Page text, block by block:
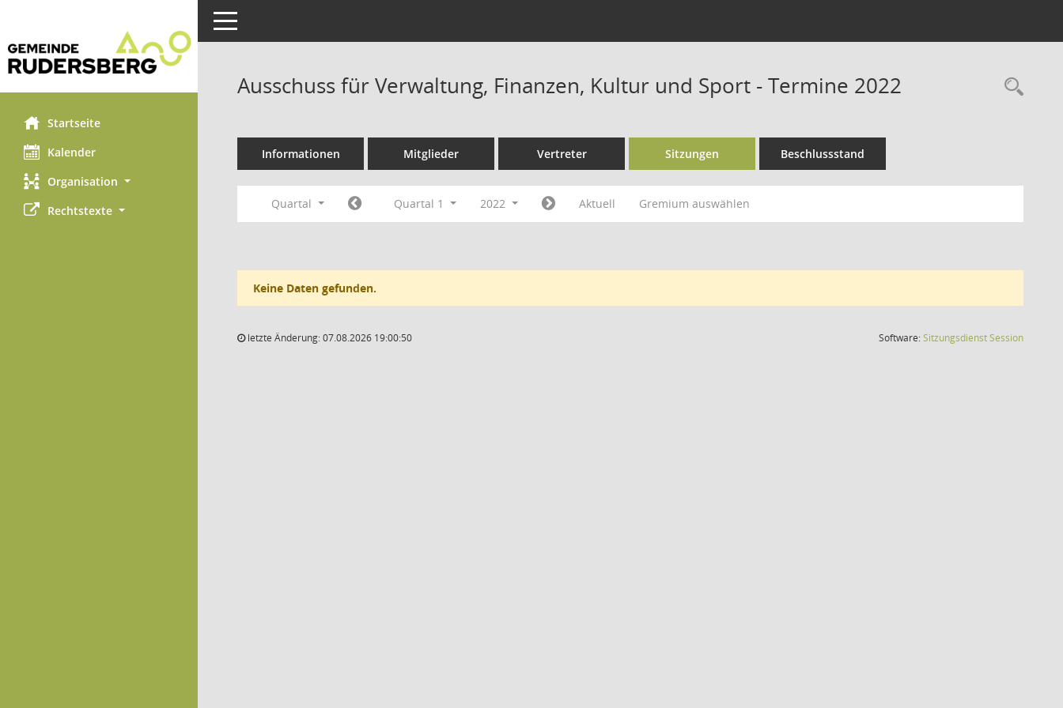
Startseite
Kalender
Organisation
Rechtstexte
Toggle navigation
Ausschuss für Verwaltung, Finanzen, Kultur und Sport - Termine 2022
Informationen Mitglieder Vertreter Sitzungen Beschlussstand
Quartal Quartal 1 2022 Aktuell Gremium auswählen
Keine Daten gefunden.
letzte Änderung: 07.08.2026 19:00:50 Software:SitzungsdienstSession(Wird in